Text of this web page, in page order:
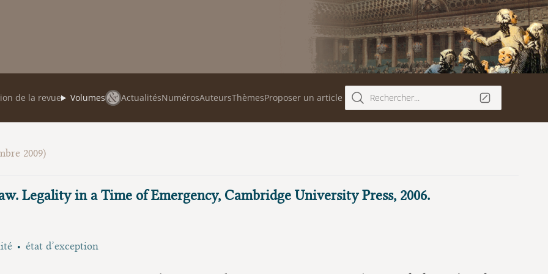
de la revue Volumes ActualitésNumérosAuteursThèmesProposer un article Rechercher...
2009)
Legality in a Time of Emergency, Cambridge University Press, 2006.
état d’exception